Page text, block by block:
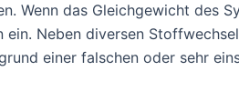
Wenn das Gleichgewicht des
Neben diversen
einer falschen oder sehr